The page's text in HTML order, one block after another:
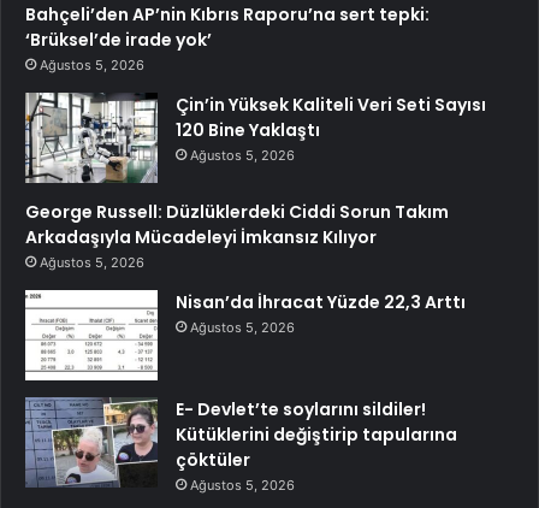
Bahçeli’den AP’nin Kıbrıs Raporu’na sert tepki:
‘Brüksel’de irade yok’
Ağustos 5, 2026
Çin’in Yüksek Kaliteli Veri Seti Sayısı
120 Bine Yaklaştı
Ağustos 5, 2026
George Russell: Düzlüklerdeki Ciddi Sorun Takım
Arkadaşıyla Mücadeleyi İmkansız Kılıyor
Ağustos 5, 2026
Nisan’da İhracat Yüzde 22,3 Arttı
Ağustos 5, 2026
E- Devlet’te soylarını sildiler!
Kütüklerini değiştirip tapularına
çöktüler
Ağustos 5, 2026